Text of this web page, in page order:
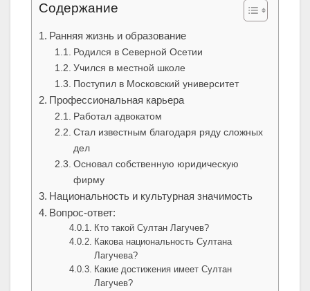
Содержание
Ранняя жизнь и образование
Родился в Северной Осетии
Учился в местной школе
Поступил в Московский университет
Профессиональная карьера
Работал адвокатом
Стал известным благодаря ряду сложных
дел
Основал собственную юридическую
фирму
Национальность и культурная значимость
Вопрос-ответ:
Кто такой Султан Лагучев?
Какова национальность Султана
Лагучева?
Какие достижения имеет Султан
Лагучев?